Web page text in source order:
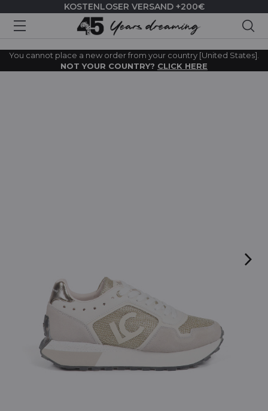
KOSTENLOSER VERSAND +200€
You cannot place a new order from your country [United States].
NOT YOUR COUNTRY? CLICK HERE